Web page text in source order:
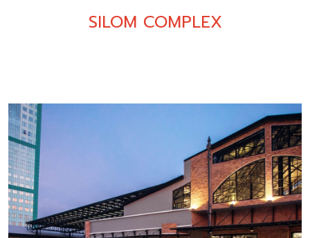
SILOM COMPLEX